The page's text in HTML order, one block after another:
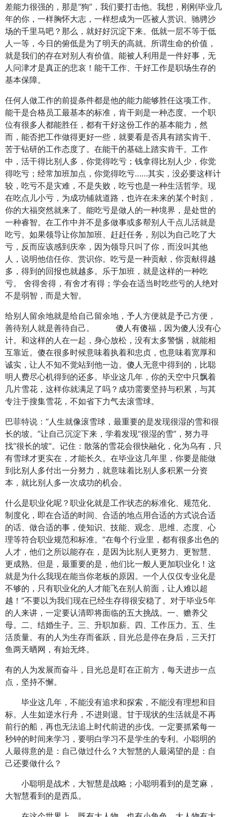
差能力很强的，那是“狗”，我们要打击他。我想，刚刚毕业几
年的你，一样胸怀大志，一样想成为一匹被人赏识、驰骋沙
场的千里马吧？那么，就好好沉淀下来。低就一层不等于低
人一等，今日的俯低是为了明天的高就。所谓生命的价值，
就是我们的存在对别人有价值。能被人利用是一件好事，无
人问津才是真正的悲哀！能干工作、干好工作是职场生存的
基本保障。
任何人做工作的前提条件都是他的能力能够胜任这项工作。
能干是合格员工最基本的标准，肯干则是一种态度。一个职
位有很多人都能胜任，都有干好这份工作的基本能力，然
而，能否把工作做得更好一些，就要看是否具有踏实肯干、
苦于钻研的工作态度了。在能干的基础上踏实肯干。工作
中，活干得比别人多，你觉得吃亏；钱拿得比别人少，你觉
得吃亏；经常加班加点，你觉得吃亏……其实，没必要这样计
较，吃亏不是灾难，不是失败，吃亏也是一种生活哲学。现
在吃点儿小亏，为成功铺就道路，也许在未来的某个时刻，
你的大福突然就来了。能吃亏是做人的一种境界，是处世的
一种睿智。在工作中并不是多做事或多帮别人干点儿活就是
吃亏。如果领导让你加加班、赶赶任务，别以为自己吃了大
亏，反而应该感到庆幸，因为领导只叫了你，而没叫其他
人，说明他信任你、赏识你。吃亏是一种贡献，你贡献得越
多，得到的回报也就越多。乐于加班，就是这样的一种吃
亏。 舍得舍得，有舍才有得；学会在适当时吃些亏的人绝对
不是弱智，而是大智。
给别人留余地就是给自己留余地，予人方便就是予己方便，
善待别人就是善待自己。 傻人有傻福，因为傻人没有心
计。和这样的人在一起，身心放松，没有太多警惕，就能相
互靠近。傻在很多时候意味着执着和忠贞，也意味着宽厚和
诚实，让人不知不觉站到他一边。傻人无意中得到的，比聪
明人费尽心机得到的还多。毕业这几年，你的天空中只飘着
几片雪花，这样你就满足了吗？成功需要坚持与积累，与其
专注于搜集雪花，不如省下力气去滚雪球。
巴菲特说：“人生就像滚雪球，最重要的是发现很湿的雪和很
长的坡。”让自己沉淀下来，学着发现“很湿的雪”，努力寻
找“很长的坡”。记住：散落的雪花会很快融化，化为乌有，只
有雪球才更实在，才能长久。在毕业这几年里，你要是能做
到比别人多付出一分努力，就意味着比别人多积累一分资
本，就比别人多一次成功的机会。
什么是职业化呢？职业化就是工作状态的标准化、规范化、
制度化，即在合适的时间、合适的地点用合适的方式说合适
的话、做合适的事，使知识、技能、观念、思维、态度、心
理等符合职业规范和标准。“在每个行业里，都有很多出色的
人才，他们之所以能存在，是因为比别人更努力、更智慧、
更成熟。但是，最重要的是，他们比一般人更加职业化！这
就是为什么我现在能当你老板的原因。一个人仅仅专业化是
不够的，只有职业化的人才能飞在别人前面，让人难以超
越！”不要以为我们现在已经生存得很安稳了。对于毕业5年
的人来讲，一定要认清即将面临的五大挑战。一、赡养父
母。二、结婚生子。三、升职加薪。四、工作压力。五、生
活质量。有的人为生存而雀跃，目光总是停在身后，三天打
鱼两天晒网，有始无终。
有的人为发展而奋斗，目光总是盯在正前方，每天进步一点
点，坚持不懈。
毕业这几年，不能没有追求和探索，不能没有理想和目
标。人生如逆水行舟，不进则退。甘于现状的生活就是不再
前行的船，再也无法追上时代前进的步伐。一定要抓紧每一
秒钟的时间来学习，要明白学习不是学生的专利。小聪明的
人最得意的是：自己做过什么？大智慧的人最渴望的是：自
己还要做什么？
小聪明是战术，大智慧是战略；小聪明看到的是芝麻，
大智慧看到的是西瓜。